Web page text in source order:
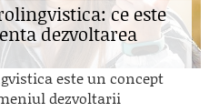
ce este
dezvoltarea
este un concept
dezvoltarii